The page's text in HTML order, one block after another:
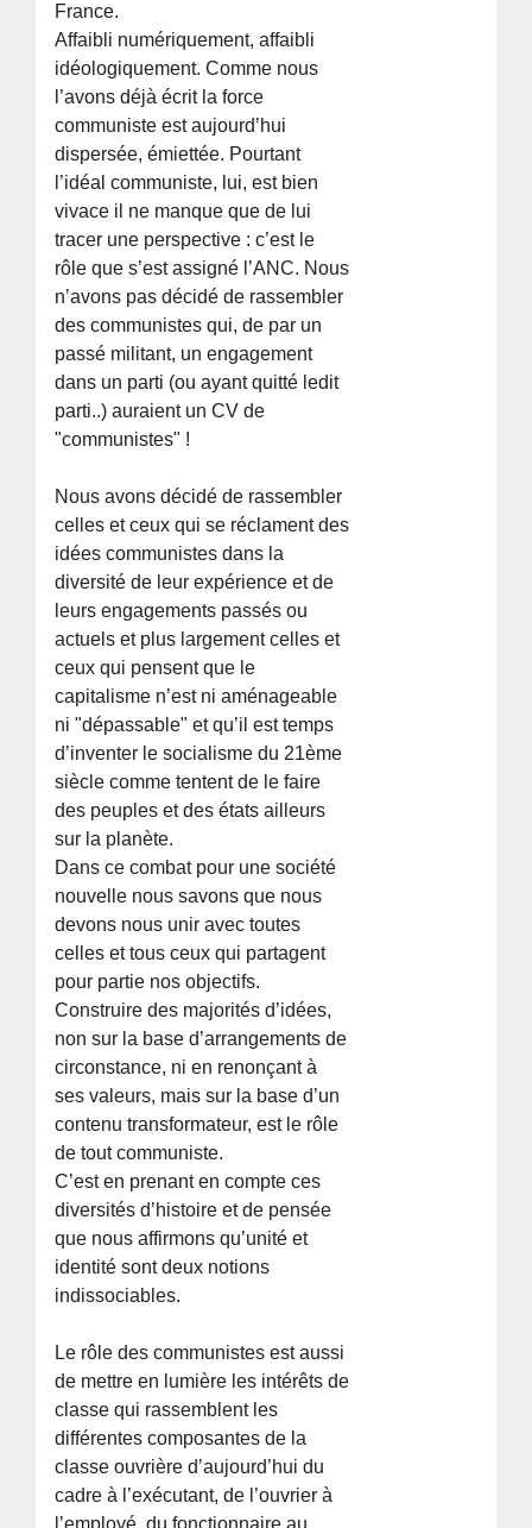
France.
Affaibli numériquement, affaibli
idéologiquement. Comme nous
l’avons déjà écrit la force
communiste est aujourd’hui
dispersée, émiettée. Pourtant
l’idéal communiste, lui, est bien
vivace il ne manque que de lui
tracer une perspective : c’est le
rôle que s’est assigné l’ANC. Nous
n’avons pas décidé de rassembler
des communistes qui, de par un
passé militant, un engagement
dans un parti (ou ayant quitté ledit
parti..) auraient un CV de
"communistes" !
Nous avons décidé de rassembler
celles et ceux qui se réclament des
idées communistes dans la
diversité de leur expérience et de
leurs engagements passés ou
actuels et plus largement celles et
ceux qui pensent que le
capitalisme n’est ni aménageable
ni "dépassable" et qu’il est temps
d’inventer le socialisme du 21ème
siècle comme tentent de le faire
des peuples et des états ailleurs
sur la planète.
Dans ce combat pour une société
nouvelle nous savons que nous
devons nous unir avec toutes
celles et tous ceux qui partagent
pour partie nos objectifs.
Construire des majorités d’idées,
non sur la base d’arrangements de
circonstance, ni en renonçant à
ses valeurs, mais sur la base d’un
contenu transformateur, est le rôle
de tout communiste.
C’est en prenant en compte ces
diversités d’histoire et de pensée
que nous affirmons qu’unité et
identité sont deux notions
indissociables.
Le rôle des communistes est aussi
de mettre en lumière les intérêts de
classe qui rassemblent les
différentes composantes de la
classe ouvrière d’aujourd’hui du
cadre à l’exécutant, de l’ouvrier à